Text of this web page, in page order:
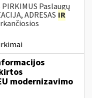
PIRKIMUS Paslaugų
ADRESAS IR
modernizavimo